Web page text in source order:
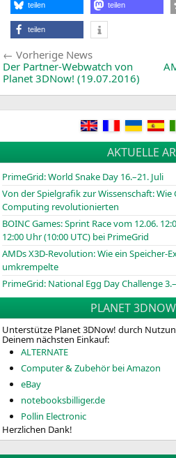
teilen teilen
teilen
Beitragsnavigation
Vorherige NewsVorherige
News:
Der Partner-Webwatch von
Planet 3DNow! (19.07.2016)
AKTUELLE
PrimeGrid: World Snake Day 16.–21. Juli
Von der Spielgrafik zur Wissenschaft: Wie
Computing revolutionierten
BOINCGames: Sprint Race vom 12.06.
12:00 Uhr (10:00 UTC) bei PrimeGrid
AMDs X3D-Revolution: Wie ein Speicher-
umkrempelte
PrimeGrid: National Egg Day Challenge
PLANET
Unterstütze Planet 3DNow! durch
Deinem nächsten Einkauf:
ALTERNATE
Computer & Zubehör bei Amazon
eBay
notebooksbilliger.de
Pollin Electronic
Herzlichen Dank!